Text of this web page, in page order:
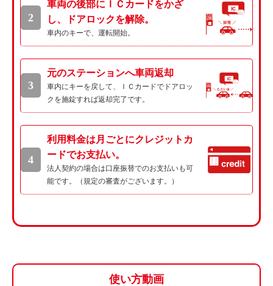
2
車両の後部にＩＣカードをかざ
し、ドアロックを解除。
車内のキーで、運転開始。
3
元のステーションへ車両返却
車内にキーを戻して、ＩＣカードでドアロッ
クを施錠すれば返却完了です。
4
利用料金は月ごとにクレジットカ
ードでお支払い。
法人契約の場合は口座振替でのお支払いも可
能です。（規定の審査がございます。）
使い方動画